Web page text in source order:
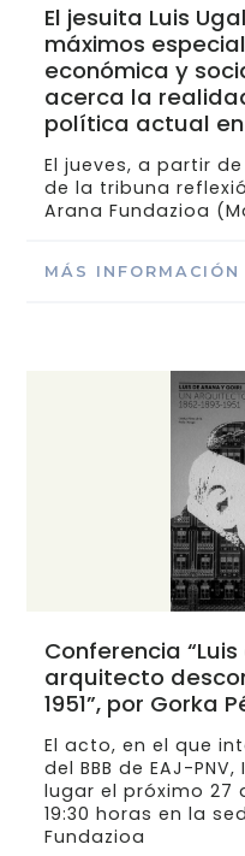
El jesuita Luis
máximos
económica y
acerca la
política actual
El jueves, a partir
de la tribuna
Arana Fundazioa
MÁS INFORMACIÓN
Conferencia
arquitecto
1951”, por Gorka
El acto, en el que
del BBB de EAJ-
lugar el próximo 27
19:30 horas en la
Fundazioa